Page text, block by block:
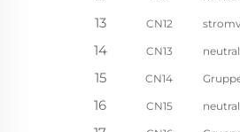
13 CN12
14 CN13
15 CN14
16 CN15